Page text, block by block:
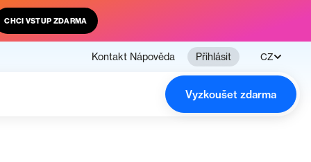
CHCI VSTUP ZDARMA
Kontakt Nápověda Přihlásit CZ
Vyzkoušet zdarma